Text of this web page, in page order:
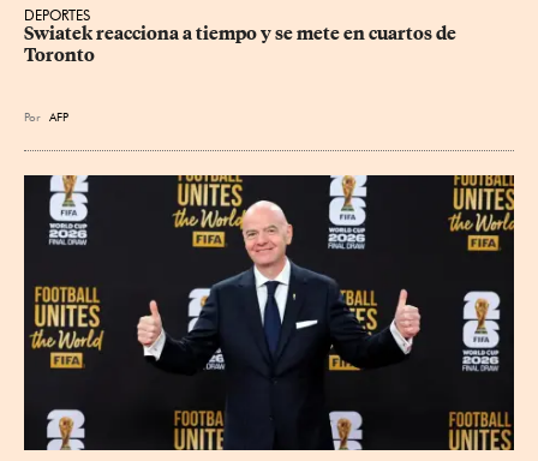
DEPORTES
Swiatek reacciona a tiempo y se mete en cuartos de
Toronto
Por AFP